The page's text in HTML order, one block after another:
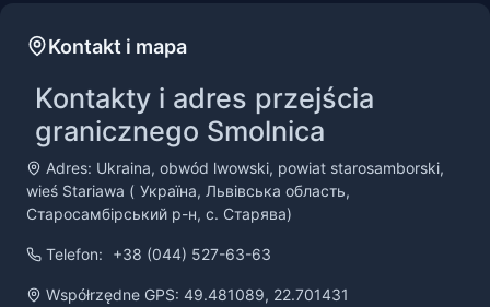
Kontakt i mapa
Kontakty i adres przejścia
granicznego Smolnica
Adres: Ukraina, obwód lwowski, powiat starosamborski,
wieś Stariawa ( Україна, Львівська область,
Старосамбірський р-н, с. Старява)
Telefon: +38 (044) 527-63-63
Współrzędne GPS: 49.481089, 22.701431